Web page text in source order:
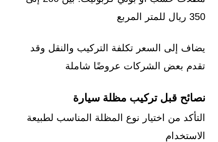
350 ريال للمتر المربع
يضاف إلى السعر تكلفة التركيب والنقل وقد
تقدم بعض الشركات عروضًا شاملة
نصائح قبل تركيب مظلة سيارة
التأكد من اختيار نوع المظلة المناسب لطبيعة
الاستخدام